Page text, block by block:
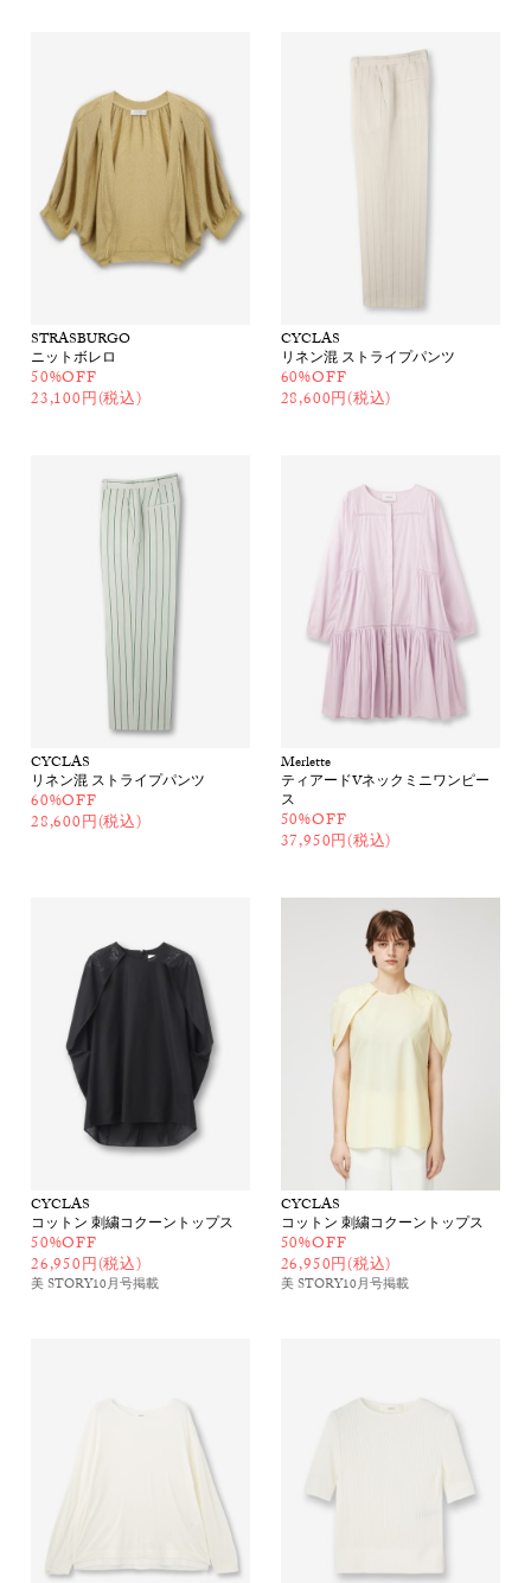
STRASBURGO
ニットボレロ
50%OFF
23,100円(税込)
CYCLAS
リネン混 ストライプパンツ
60%OFF
28,600円(税込)
CYCLAS
リネン混 ストライプパンツ
60%OFF
28,600円(税込)
Merlette
ティアードVネックミニワンピー
ス
50%OFF
37,950円(税込)
CYCLAS
コットン 刺繍コクーントップス
50%OFF
26,950円(税込)
美 STORY10月号掲載
CYCLAS
コットン 刺繍コクーントップス
50%OFF
26,950円(税込)
美 STORY10月号掲載